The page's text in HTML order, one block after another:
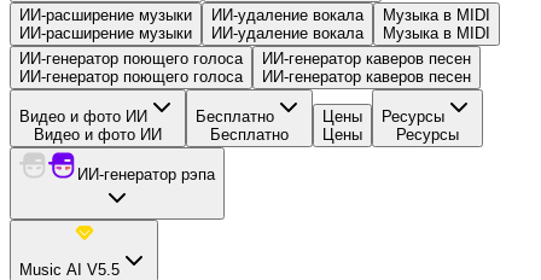
ИИ-расширение музыки
ИИ-расширение музыки
ИИ-удаление вокала
ИИ-удаление вокала
Музыка в MIDI
Музыка в MIDI
ИИ-генератор поющего голоса
ИИ-генератор поющего голоса
ИИ-генератор каверов песен
ИИ-генератор каверов песен
Видео и фото ИИ
Видео и фото ИИ
Бесплатно
Бесплатно
Цены
Цены
Ресурсы
Ресурсы
ИИ-генератор рэпа
Music AI V5.5